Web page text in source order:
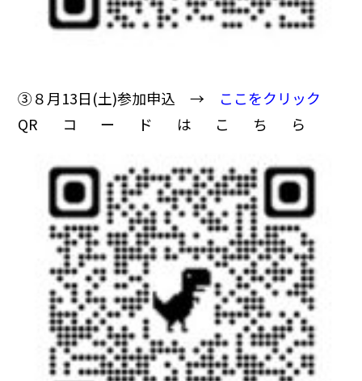
➂８月13日(土)参加申込 → ここをクリック
QRコードはこちら